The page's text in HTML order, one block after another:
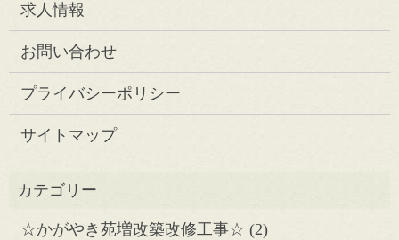
求人情報
お問い合わせ
プライバシーポリシー
サイトマップ
☆かがやき苑増改築改修工事☆ (2)